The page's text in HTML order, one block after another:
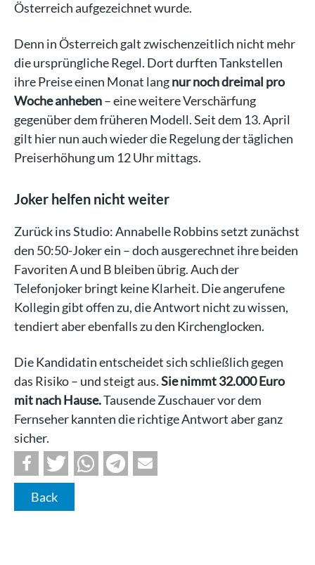
Österreich aufgezeichnet wurde.
Denn in Österreich galt zwischenzeitlich nicht mehr
die ursprüngliche Regel. Dort durften Tankstellen
ihre Preise einen Monat langnur noch dreimal pro
Woche anheben– eine weitere Verschärfung
gegenüber dem früheren Modell. Seit dem 13. April
gilt hier nun auch wieder die Regelung der täglichen
Preiserhöhung um 12 Uhr mittags.
Joker helfen nicht weiter
Zurück ins Studio: Annabelle Robbins setzt zunächst
den 50:50-Joker ein – doch ausgerechnet ihre beiden
Favoriten A und B bleiben übrig. Auch der
Telefonjoker bringt keine Klarheit. Die angerufene
Kollegin gibt offen zu, die Antwort nicht zu wissen,
tendiert aber ebenfalls zu den Kirchenglocken.
Die Kandidatin entscheidet sich schließlich gegen
das Risiko – und steigt aus.Sie nimmt 32.000 Euro
mit nach Hause.Tausende Zuschauer vor dem
Fernseher kannten die richtige Antwort aber ganz
sicher.
Back